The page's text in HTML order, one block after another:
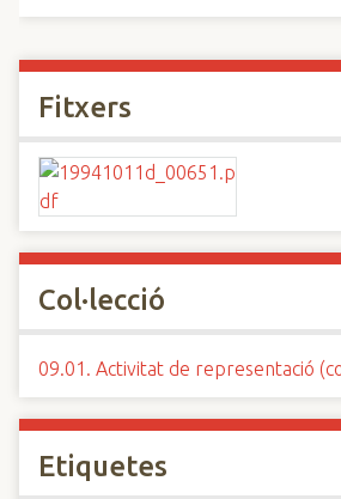
Fitxers
Col·lecció
09.01. Activitat de representació
Etiquetes